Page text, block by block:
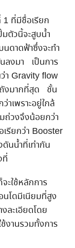
1 ที่มีชื่อเรียก
ตัวนี้จะสูบน้ำ
ดาดฟ้าซึ่งจะทำ
ลงมา เป็นการ
า Gravity flow
ถังมากที่สุด ชั้น
าเพราะอยู่ใกล้
ถ่วงจึงน้อยกว่า
รียกว่า Booster
นน้ำที่เท่ากัน
ที่
ะใช้หลักการ
นโดมีเนียมที่สูง
ละเอียดโดย
งานรวมทั้งการ